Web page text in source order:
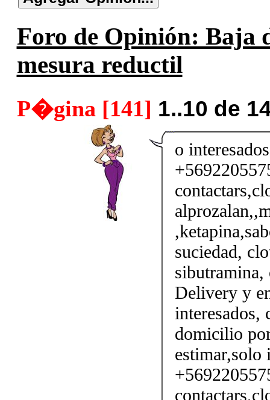
Foro de Opinión: Baja
mesura reductil
P�gina [141] 1..10 de
o
suciedad,
Delivery y
interesados,
domicilio
estimar,solo